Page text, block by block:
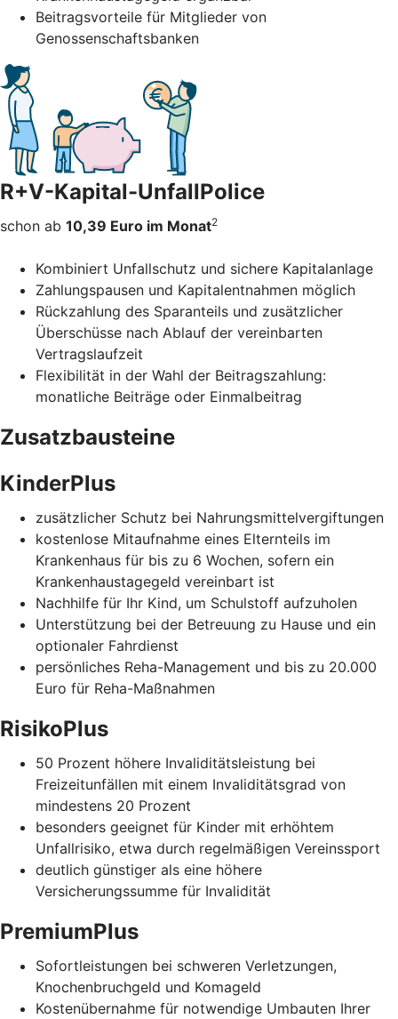
Beitragsvorteile für Mitglieder von
Genossenschaftsbanken
R+V-Kapital-UnfallPolice
schon ab 10,39 Euro im Monat2
Kombiniert Unfallschutz und sichere Kapitalanlage
Zahlungspausen und Kapitalentnahmen möglich
Rückzahlung des Sparanteils und zusätzlicher
Überschüsse nach Ablauf der vereinbarten
Vertragslaufzeit
Flexibilität in der Wahl der Beitragszahlung:
monatliche Beiträge oder Einmalbeitrag
Zusatzbausteine
KinderPlus
zusätzlicher Schutz bei Nahrungsmittelvergiftungen
kostenlose Mitaufnahme eines Elternteils im
Krankenhaus für bis zu 6 Wochen, sofern ein
Krankenhaustagegeld vereinbart ist
Nachhilfe für Ihr Kind, um Schulstoff aufzuholen
Unterstützung bei der Betreuung zu Hause und ein
optionaler Fahrdienst
persönliches Reha-Management und bis zu 20.000
Euro für Reha-Maßnahmen
RisikoPlus
50 Prozent höhere Invaliditätsleistung bei
Freizeitunfällen mit einem Invaliditätsgrad von
mindestens 20 Prozent
besonders geeignet für Kinder mit erhöhtem
Unfallrisiko, etwa durch regelmäßigen Vereinssport
deutlich günstiger als eine höhere
Versicherungssumme für Invalidität
PremiumPlus
Sofortleistungen bei schweren Verletzungen,
Knochenbruchgeld und Komageld
Kostenübernahme für notwendige Umbauten Ihrer